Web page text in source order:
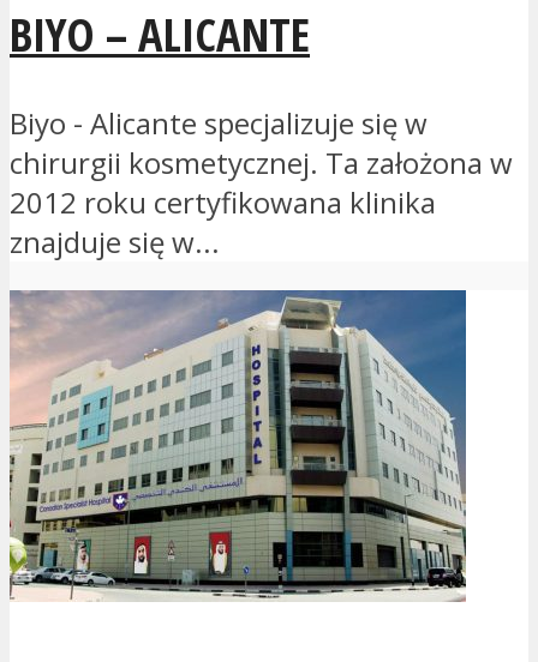
BIYO – ALICANTE
Biyo - Alicante specjalizuje się w
chirurgii kosmetycznej. Ta założona w
2012 roku certyfikowana klinika
znajduje się w...